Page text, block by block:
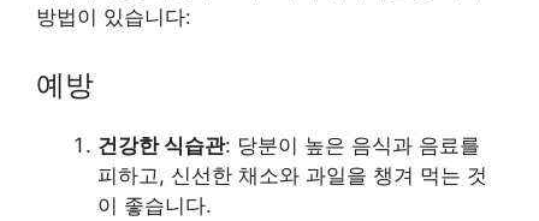
방법이 있습니다:
예방
건강한 식습관: 당분이 높은 음식과 음료를
피하고, 신선한 채소와 과일을 챙겨 먹는 것
이 좋습니다.